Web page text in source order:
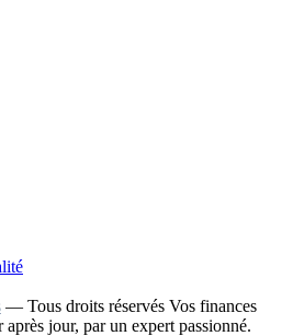
— Tous droits réservés Vos finances
jour, par un expert passionné.